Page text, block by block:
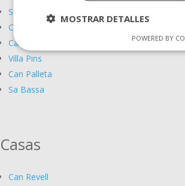
Sa Pletassa
Cas Mungi
Casa Laila
Villa Pins
Can Palleta
Sa Bassa
Casas
Can Revell
MOSTRAR DETALLES
POWERED BY